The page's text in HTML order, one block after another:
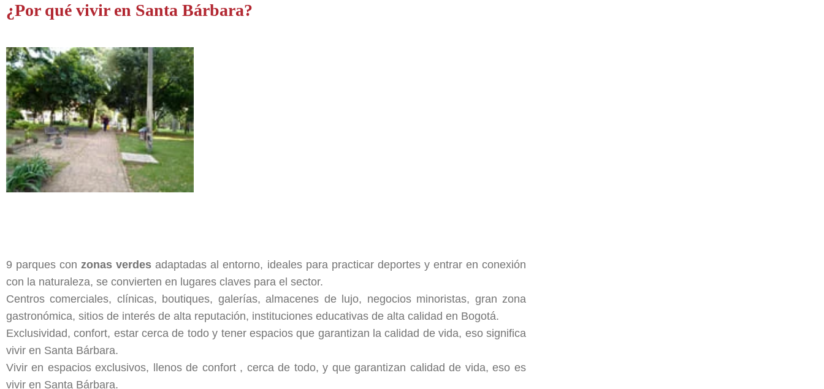
¿Por qué vivir en Santa Bárbara?
9 parques conzonas verdes adaptadas al entorno, ideales para practicar deportes y entrar en conexión
con la naturaleza, se convierten en lugares claves para el sector.
Centros comerciales, clínicas, boutiques, galerías, almacenes de lujo, negocios minoristas, gran zona
gastronómica, sitios de interés de alta reputación, instituciones educativas de alta calidad en Bogotá.
Exclusividad, confort, estar cerca de todo y tener espacios que garantizan la calidad de vida, eso significa
vivir en Santa Bárbara.
Vivir en espacios exclusivos, llenos de confort , cerca de todo, y que garantizan calidad de vida, eso es
vivir en Santa Bárbara.